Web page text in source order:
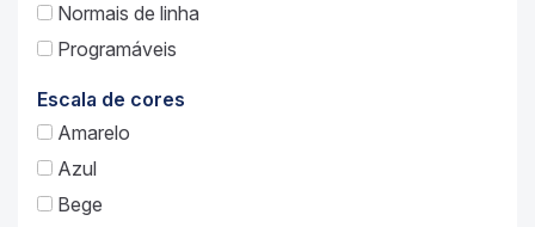
Normais de linha
Programáveis
Escala de cores
Amarelo
Azul
Bege